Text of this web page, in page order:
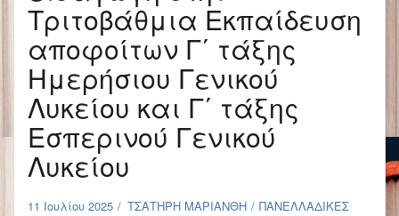
Τριτοβάθμια Εκπαίδευση
αποφοίτων Γ΄ τάξης
Ημερήσιου Γενικού
Λυκείου και Γ΄ τάξης
Εσπερινού Γενικού
Λυκείου
11 Ιουλίου 2025 ΤΣΑΤΗΡΗ ΜΑΡΙΑΝΘΗ ΠΑΝΕΛΛΑΔΙΚΕΣ